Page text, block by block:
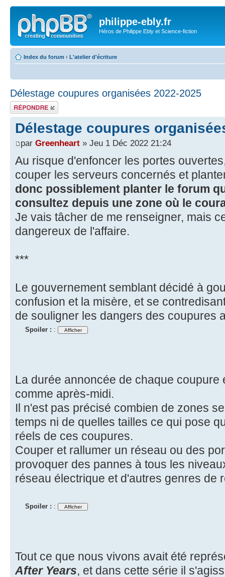
philippe-ebly.fr
Héros de Philippe Ebly et Science-fiction
Index du forum ‹ L'atelier d'écriture
Délestage coupures organisées 2022-2025
Répondre
Délestage coupures
par Greenheart » Jeu 1 Déc 2022 21:24
Au risque d'enfoncer les portes
couper les serveurs concernés et
donc possiblement planter le forum
consultez depuis une zone où le
Je vais tâcher de me renseigner, mais
dangereux de l'affaire.
***
Le gouvernement semblant décidé à
confusion et la misère, et se
de souligner les dangers des coupures
Spoiler : :
La durée annoncée de chaque coupure
comme après-midi.
Il n'est pas précisé combien de zones
temps ni de quelles tailles ce qui pose
réels de ces coupures.
Couper et rallumer un réseau ou des
provoquer des pannes à tous les
réseau électrique et d'autres genres de
Spoiler : :
Tout ce que nous vivons avait été
After Years, et dans cette série il